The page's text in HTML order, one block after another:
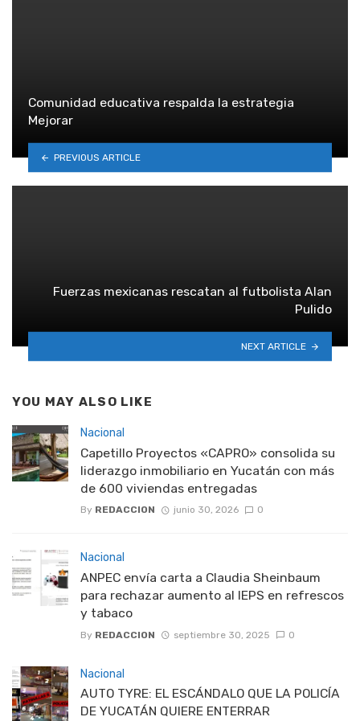
Comunidad educativa respalda la estrategia
Mejorar
PREVIOUS ARTICLE
Fuerzas mexicanas rescatan al futbolista Alan
Pulido
NEXT ARTICLE
YOU MAY ALSO LIKE
Nacional
Capetillo Proyectos «CAPRO» consolida su
liderazgo inmobiliario en Yucatán con más
de 600 viviendas entregadas
By REDACCION junio 30, 2026 0
Nacional
ANPEC envía carta a Claudia Sheinbaum
para rechazar aumento al IEPS en refrescos
y tabaco
By REDACCION septiembre 30, 2025 0
Nacional
AUTO TYRE: EL ESCÁNDALO QUE LA POLICÍA
DE YUCATÁN QUIERE ENTERRAR